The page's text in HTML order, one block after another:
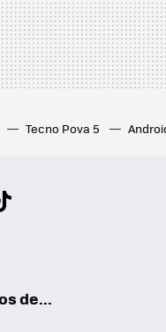
Tecno Pova 5
de...